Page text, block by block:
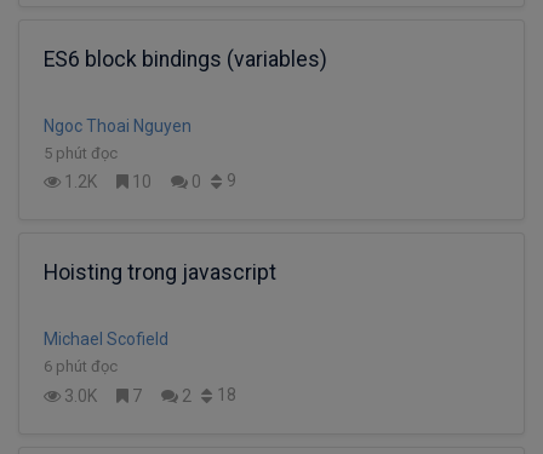
ES6 block bindings (variables)
Ngoc Thoai Nguyen
5 phút đọc
1.2K 10 0 9
Hoisting trong javascript
Michael Scofield
6 phút đọc
3.0K 7 2 18